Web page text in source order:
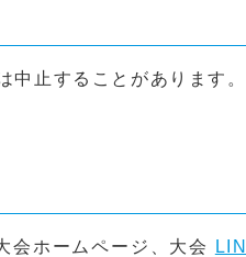
中止することがあります。
会ホームページ、大会